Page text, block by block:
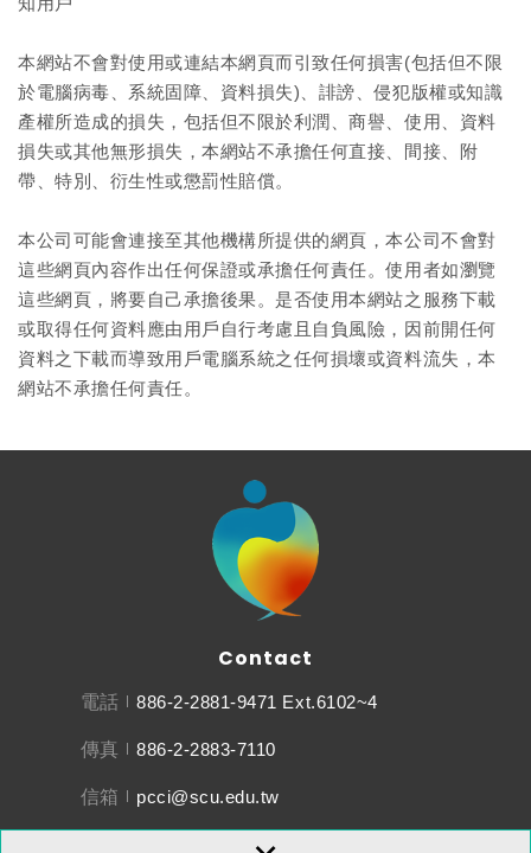
本網站不會對使用或連結本網頁而引致任何損害(包括但不限
於電腦病毒、系統固障、資料損失)、誹謗、侵犯版權或知識
產權所造成的損失，包括但不限於利潤、商譽、使用、資料
損失或其他無形損失，本網站不承擔任何直接、間接、附
帶、特別、衍生性或懲罰性賠償。
本公司可能會連接至其他機構所提供的網頁，本公司不會對
這些網頁內容作出任何保證或承擔任何責任。使用者如瀏覽
這些網頁，將要自己承擔後果。是否使用本網站之服務下載
或取得任何資料應由用戶自行考慮且自負風險，因前開任何
資料之下載而導致用戶電腦系統之任何損壞或資料流失，本
網站不承擔任何責任。
Contact
電話 886-2-2881-9471 Ext.6102~4
傳真 886-2-2883-7110
信箱 pcci@scu.edu.tw